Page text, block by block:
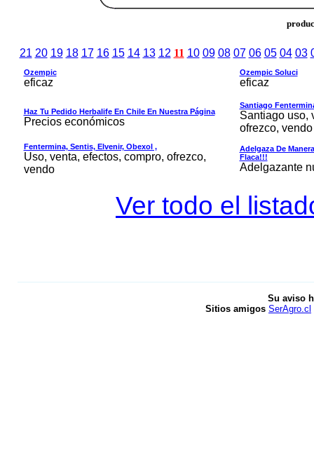
21 20 19 18 17 16 15 14 13 12 11 10 09 08 07 06 05 04 03
Ozempic
eficaz
Ozempic Soluci
eficaz
Haz Tu Pedido Herbalife En Chile En Nuestra Página
Precios económicos
Santiago
Santiago uso,
ofrezco, vendo
Fentermina, Sentis, Elvenir, Obexol ,
Uso, venta, efectos, compro, ofrezco,
vendo
Adelgaza De
Flaca!!!
Adelgazante
Ver todo el
Su aviso
Sitios amigos SerAgro.cl